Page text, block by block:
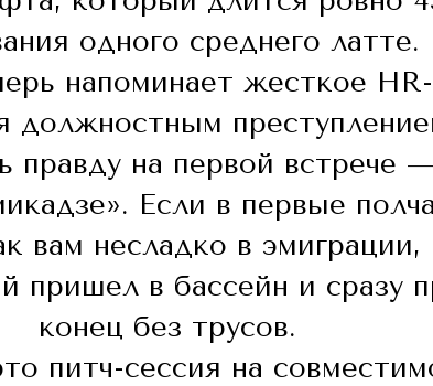
одного среднего латте.
напоминает жесткое
должностным
правду на первой встрече
Если в первые
вам несладко в эмиграции,
пришел в бассейн и сразу
конец без трусов.
питч-сессия на